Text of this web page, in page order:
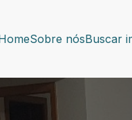
Sobre nósBuscar